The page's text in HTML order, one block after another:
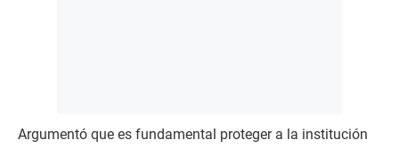
Argumentó que es fundamental proteger a la institución